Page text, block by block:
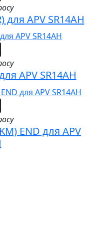
APV SR14AH
APV SR14AH
END для APV